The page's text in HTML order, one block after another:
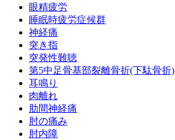
眼精疲労
睡眠時疲労症候群
神経痛
突き指
突発性難聴
第5中足骨基部裂離骨折(下駄骨折)
耳鳴り
肉離れ
肋間神経痛
肘の痛み
肘内障